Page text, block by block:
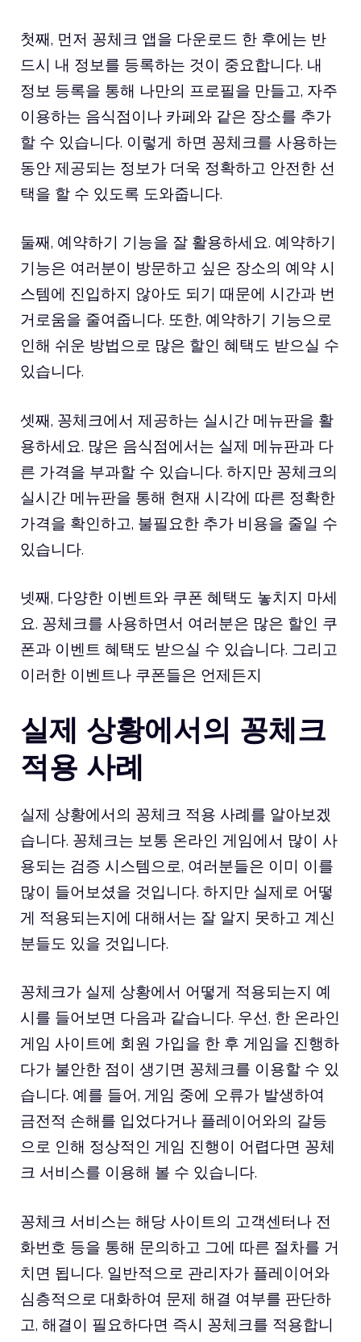
첫째, 먼저 꽁체크 앱을 다운로드 한 후에는 반
드시 내 정보를 등록하는 것이 중요합니다. 내
정보 등록을 통해 나만의 프로필을 만들고, 자주
이용하는 음식점이나 카페와 같은 장소를 추가
할 수 있습니다. 이렇게 하면 꽁체크를 사용하는
동안 제공되는 정보가 더욱 정확하고 안전한 선
택을 할 수 있도록 도와줍니다.
둘째, 예약하기 기능을 잘 활용하세요. 예약하기
기능은 여러분이 방문하고 싶은 장소의 예약 시
스템에 진입하지 않아도 되기 때문에 시간과 번
거로움을 줄여줍니다. 또한, 예약하기 기능으로
인해 쉬운 방법으로 많은 할인 혜택도 받으실 수
있습니다.
셋째, 꽁체크에서 제공하는 실시간 메뉴판을 활
용하세요. 많은 음식점에서는 실제 메뉴판과 다
른 가격을 부과할 수 있습니다. 하지만 꽁체크의
실시간 메뉴판을 통해 현재 시각에 따른 정확한
가격을 확인하고, 불필요한 추가 비용을 줄일 수
있습니다.
넷째, 다양한 이벤트와 쿠폰 혜택도 놓치지 마세
요. 꽁체크를 사용하면서 여러분은 많은 할인 쿠
폰과 이벤트 혜택도 받으실 수 있습니다. 그리고
이러한 이벤트나 쿠폰들은 언제든지
실제 상황에서의 꽁체크
적용 사례
실제 상황에서의 꽁체크 적용 사례를 알아보겠
습니다. 꽁체크는 보통 온라인 게임에서 많이 사
용되는 검증 시스템으로, 여러분들은 이미 이를
많이 들어보셨을 것입니다. 하지만 실제로 어떻
게 적용되는지에 대해서는 잘 알지 못하고 계신
분들도 있을 것입니다.
꽁체크가 실제 상황에서 어떻게 적용되는지 예
시를 들어보면 다음과 같습니다. 우선, 한 온라인
게임 사이트에 회원 가입을 한 후 게임을 진행하
다가 불안한 점이 생기면 꽁체크를 이용할 수 있
습니다. 예를 들어, 게임 중에 오류가 발생하여
금전적 손해를 입었다거나 플레이어와의 갈등
으로 인해 정상적인 게임 진행이 어렵다면 꽁체
크 서비스를 이용해 볼 수 있습니다.
꽁체크 서비스는 해당 사이트의 고객센터나 전
화번호 등을 통해 문의하고 그에 따른 절차를 거
치면 됩니다. 일반적으로 관리자가 플레이어와
심층적으로 대화하여 문제 해결 여부를 판단하
고, 해결이 필요하다면 즉시 꽁체크를 적용합니